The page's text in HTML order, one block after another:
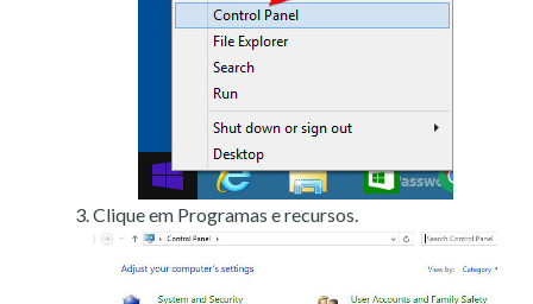
Clique em Programas e recursos.